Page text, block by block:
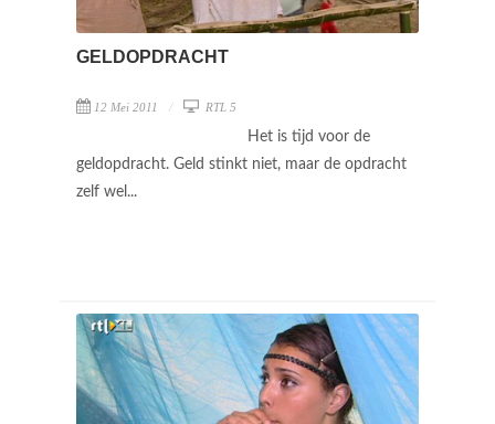
GELDOPDRACHT
12 Mei 2011 RTL 5
Het is tijd voor de
geldopdracht. Geld stinkt niet, maar de opdracht
zelf wel...